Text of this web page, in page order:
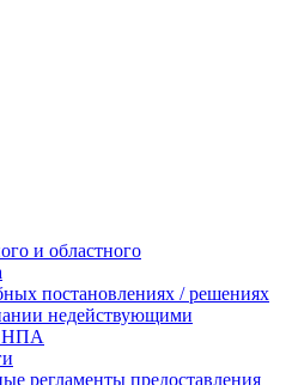
и областного
постановлениях / решениях
недействующими
НПА
регламенты предоставления